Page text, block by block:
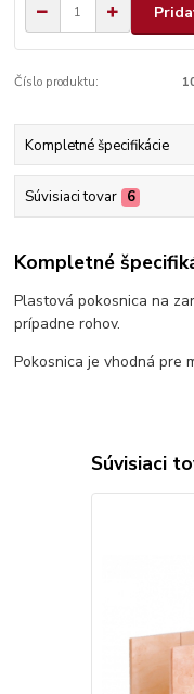
Číslo produktu:
Kompletné špecifikácie
Súvisiaci tovar 6
Kompletné
Plastová pokosnica na
prípadne rohov.
Pokosnica je vhodná pre
Súvisiaci